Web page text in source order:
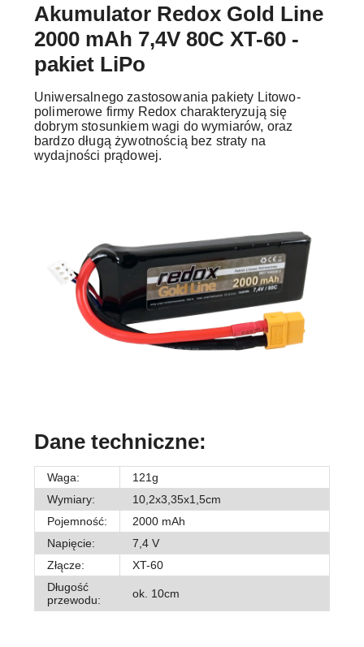
Akumulator Redox Gold Line
2000 mAh 7,4V 80C XT-60 -
pakiet LiPo
Uniwersalnego zastosowania pakiety Litowo-
polimerowe firmy Redox charakteryzują się
dobrym stosunkiem wagi do wymiarów, oraz
bardzo długą żywotnością bez straty na
wydajności prądowej.
Dane techniczne:
Waga:
121g
Wymiary:
10,2x3,35x1,5cm
Pojemność:
2000 mAh
Napięcie:
7,4 V
Złącze:
XT-60
Długość
przewodu:
ok. 10cm